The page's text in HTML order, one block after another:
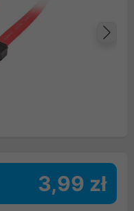
3,99 zł